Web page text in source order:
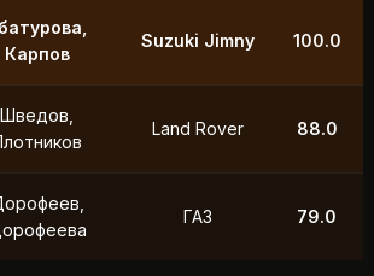
Карпов
Suzuki Jimny 100.0
Шведов,
Land Rover 88.0
ГАЗ 79.0